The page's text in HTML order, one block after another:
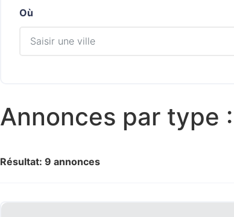
Où
Annonces par type :
Résultat: 9 annonces